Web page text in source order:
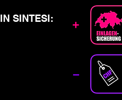
IN SINTESI: +
–